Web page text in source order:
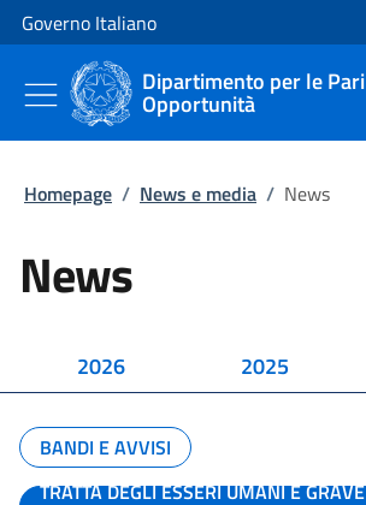
Vai al contenuto
Vai alla navigazione del sito
Governo Italiano
Dipartimento per le Pari
Opportunità
Homepage / News e media / News
News
2026 2025
BANDI E AVVISI
TRATTA DEGLI ESSERI UMANI E GRAVE